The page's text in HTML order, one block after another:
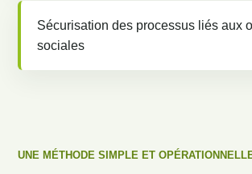
Sécurisation des processus liés aux
sociales
UNE MÉTHODE SIMPLE ET